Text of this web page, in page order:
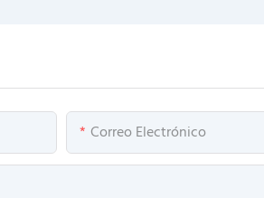
Correo Electrónico